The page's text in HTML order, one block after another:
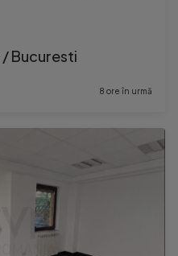
Bucuresti
8 ore în urmă